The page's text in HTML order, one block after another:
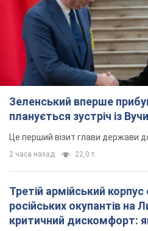
Зеленський вперше
планується зустріч із
Це перший візит глави держави
2 часа назад 22,0 т.
Третій армійський
російських окупантів на
критичний дискомфорт: